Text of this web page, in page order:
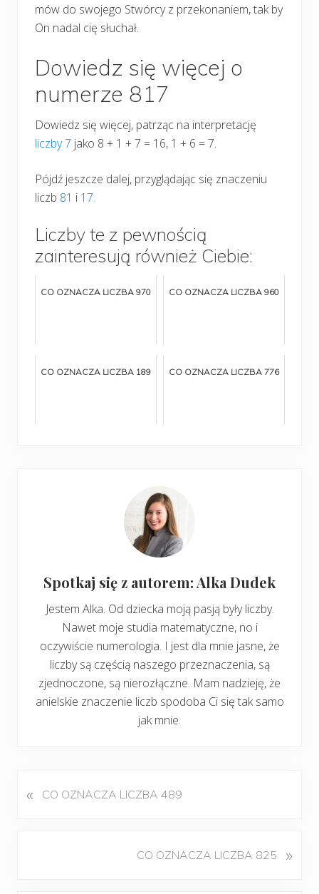
mów do swojego Stwórcy z przekonaniem, tak by
On nadal cię słuchał.
Dowiedz się więcej o
numerze 817
Dowiedz się więcej, patrząc na interpretację
liczby 7 jako 8 + 1 + 7 = 16, 1 + 6 = 7.
Pójdź jeszcze dalej, przyglądając się znaczeniu
liczb 81 i 17.
Liczby te z pewnością
zainteresują również Ciebie:
CO OZNACZA LICZBA 970 CO OZNACZA LICZBA 960
CO OZNACZA LICZBA 189 CO OZNACZA LICZBA 776
Spotkaj się z autorem: Alka Dudek
Jestem Alka. Od dziecka moją pasją były liczby.
Nawet moje studia matematyczne, no i
oczywiście numerologia. I jest dla mnie jasne, że
liczby są częścią naszego przeznaczenia, są
zjednoczone, są nierozłączne. Mam nadzieję, że
anielskie znaczenie liczb spodoba Ci się tak samo
jak mnie.
P
« CO OZNACZA LICZBA 489
CO OZNACZA LICZBA 825 »